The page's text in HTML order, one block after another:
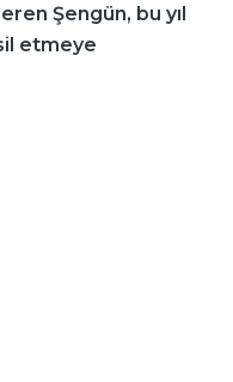
Şengün, bu yıl
etmeye